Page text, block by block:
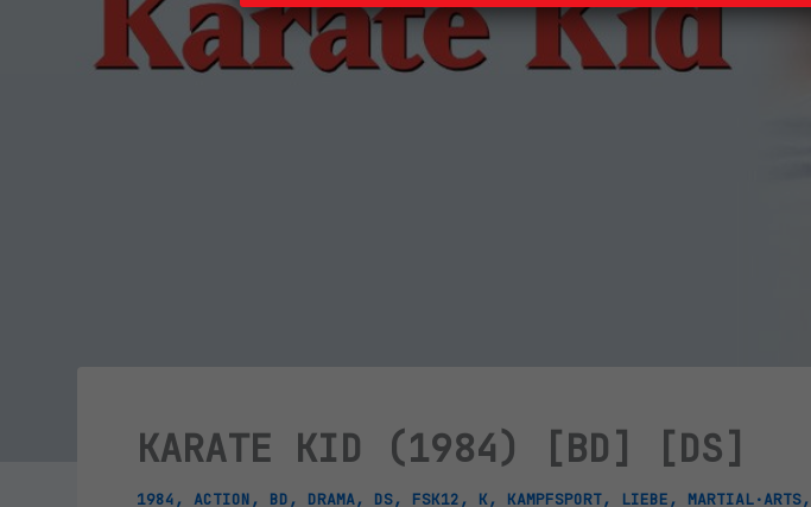
KARATE KID (1984) [BD] [DS]
1984, ACTION, BD, DRAMA, DS, FSK12, K, KAMPFSPORT, LIEBE, MARTIAL·ARTS,